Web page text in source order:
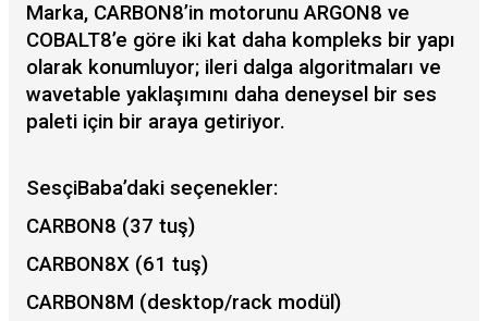
Marka, CARBON8’in motorunu ARGON8 ve
COBALT8’e göre iki kat daha kompleks bir yapı
olarak konumluyor; ileri dalga algoritmaları ve
wavetable yaklaşımını daha deneysel bir ses
paleti için bir araya getiriyor.
SesçiBaba’daki seçenekler:
CARBON8 (37 tuş)
CARBON8X (61 tuş)
CARBON8M (desktop/rack modül)